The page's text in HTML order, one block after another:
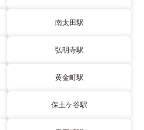
南太田駅
弘明寺駅
黄金町駅
保土ケ谷駅